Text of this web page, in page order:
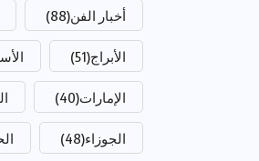
أخبار الفن(88)
الأبراج(51)
الإمارات(40)
الجوزاء(48)